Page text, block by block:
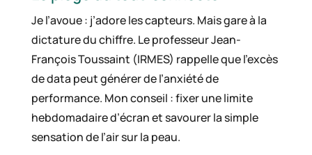
Je l’avoue : j’adore les capteurs. Mais gare à la
dictature du chiffre. Le professeur Jean-
François Toussaint (IRMES) rappelle que l’excès
de data peut générer de l’anxiété de
performance. Mon conseil : fixer une limite
hebdomadaire d’écran et savourer la simple
sensation de l’air sur la peau.